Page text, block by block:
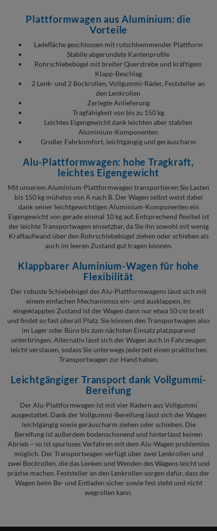
Plattformwagen aus Aluminium: die
Vorteile
Ladefläche geschlossen mit rutschhemmender Plattform
Stabile abgerundete Kantenprofile
Rohrschiebebügel mit breiter Querstrebe und kräftigem
Klapp-Beschlag
2 Lenk- und 2 Bockrollen, Vollgummi-Räder, Feststeller an
den Lenkrollen
Zerlegte Anlieferung
Tragfähigkeit von bis zu 150 kg
Leichtes Eigengewicht dank leichten aber stabilen
Aluminium-Komponenten
Großer Fahrkomfort, leichtgängig und geräuscharm
Alu-Plattformwagen: hohe Tragkraft,
leichtes Eigengewicht
Mit unserem Aluminium-Plattformwagen transportieren Sie Lasten
bis 150 kg mühelos von A nach B. Der Wagen selbst weist dabei
dank seiner leichtgewichtigen Aluminium-Komponenten ein
Eigengewicht von gerade einmal 10 kg auf. Entsprechend flexibel ist
der leichte Transportwagen einsetzbar, da Sie ihn sowohl mit wenig
Kraftaufwand über den Rohrschiebebügel ziehen oder schieben als
auch im leeren Zustand gut tragen können.
Klappbarer Aluminium-Wagen für hohe
Flexibilität
Der robuste Schiebebügel des Alu-Plattformwagens lässt sich mit
einem einfachen Mechanismus ein- und ausklappen. Im
eingeklappten Zustand ist der Wagen dann nur etwa 50 cm breit
und findet so fast überall Platz. Sie können den Transportwagen also
im Lager oder Büro bis zum nächsten Einsatz platzsparend
unterbringen. Alternativ lässt sich der Wagen auch in Fahrzeugen
leicht verstauen, sodass Sie unterwegs jederzeit einen praktischen
Transportwagen zur Hand haben.
Leichtgängiger Transport dank Vollgummi-
Bereifung
Der Alu-Plattformwagen ist mit vier Rädern aus Vollgummi
ausgestattet. Dank der Vollgummi-Bereifung lässt sich der Wagen
leichtgängig sowie geräuscharm ziehen oder schieben. Die
Bereifung ist außerdem bodenschonend und hinterlässt keinen
Abrieb – so ist spurloses Verfahren mit dem Alu-Wagen problemlos
möglich. Der Transportwagen verfügt über zwei Lenkrollen und
zwei Bockrollen, die das Lenken und Wenden des Wagens leicht und
präzise machen. Feststeller an den Lenkrollen sorgen dafür, dass der
Wagen beim Be- und Entladen sicher sowie fest steht und nicht
wegrollen kann.